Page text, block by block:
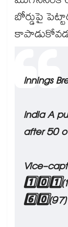
బోర్డుపై
Innings
India A
after 50
Vice-